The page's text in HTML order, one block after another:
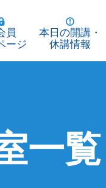
員
ージ
本日の開講・
休講情報
一覧